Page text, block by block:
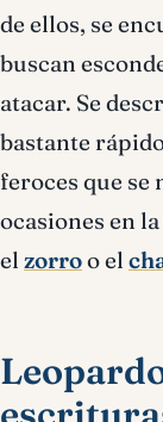
de ellos, se
buscan
atacar. Se
bastante
feroces que se
ocasiones en
el zorroo el